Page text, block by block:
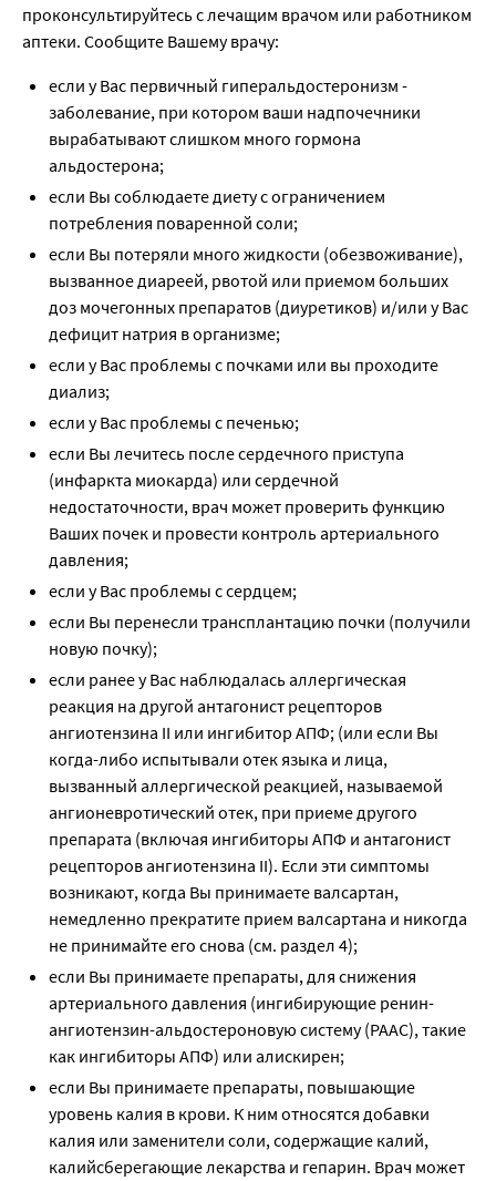
проконсультируйтесь с лечащим врачом или работником
аптеки. Сообщите Вашему врачу:
если у Вас первичный гиперальдостеронизм -
заболевание, при котором ваши надпочечники
вырабатывают слишком много гормона
альдостерона;
если Вы соблюдаете диету с ограничением
потребления поваренной соли;
если Вы потеряли много жидкости (обезвоживание),
вызванное диареей, рвотой или приемом больших
доз мочегонных препаратов (диуретиков) и/или у Вас
дефицит натрия в организме;
если у Вас проблемы с почками или вы проходите
диализ;
если у Вас проблемы с печенью;
если Вы лечитесь после сердечного приступа
(инфаркта миокарда) или сердечной
недостаточности, врач может проверить функцию
Ваших почек и провести контроль артериального
давления;
если у Вас проблемы с сердцем;
если Вы перенесли трансплантацию почки (получили
новую почку);
если ранее у Вас наблюдалась аллергическая
реакция на другой антагонист рецепторов
ангиотензина II или ингибитор АПФ; (или если Вы
когда-либо испытывали отек языка и лица,
вызванный аллергической реакцией, называемой
ангионевротический отек, при приеме другого
препарата (включая ингибиторы АПФ и антагонист
рецепторов ангиотензина II). Если эти симптомы
возникают, когда Вы принимаете валсартан,
немедленно прекратите прием валсартана и никогда
не принимайте его снова (см. раздел 4);
если Вы принимаете препараты, для снижения
артериального давления (ингибирующие ренин-
ангиотензин-альдостероновую систему (РААС), такие
как ингибиторы АПФ) или алискирен;
если Вы принимаете препараты, повышающие
уровень калия в крови. К ним относятся добавки
калия или заменители соли, содержащие калий,
калийсберегающие лекарства и гепарин. Врач может